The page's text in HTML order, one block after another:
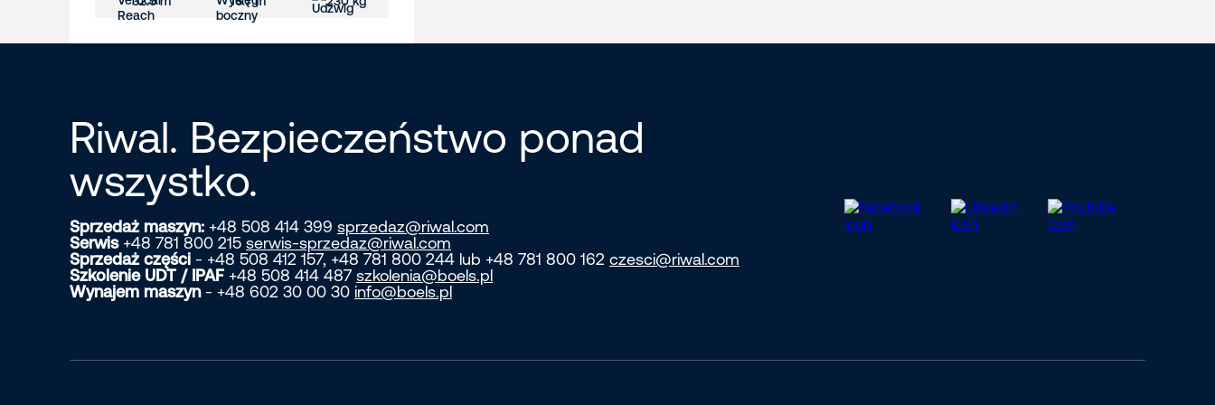
Riwal. Bezpieczeństwo ponad
wszystko.
Sprzedaż maszyn: +48 508 414 399 sprzedaz@riwal.com
Serwis+48 781 800 215 serwis-sprzedaz@riwal.com
Sprzedaż części - +48 508 412 157, +48 781 800 244 lub +48 781 800 162 czesci@riwal.com
Szkolenie UDT / IPAF +48 508 414 487 szkolenia@boels.pl
Wynajem maszyn- +48 602 30 00 30 info@boels.pl